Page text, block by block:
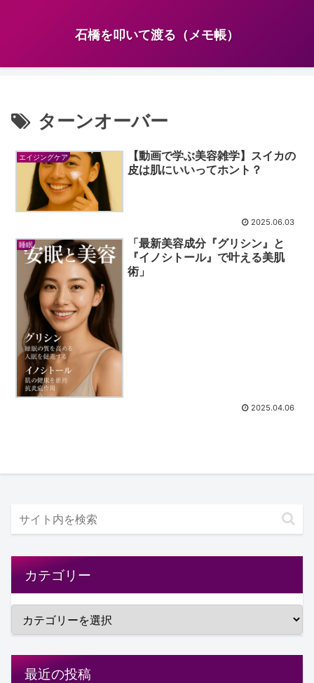
石橋を叩いて渡る（メモ帳）
ターンオーバー
エイジングケア
【動画で学ぶ美容雑学】スイカの
皮は肌にいいってホント？
2025.06.03
睡眠
「最新美容成分『グリシン』と
『イノシトール』で叶える美肌
術」
2025.04.06
カテゴリー
最近の投稿